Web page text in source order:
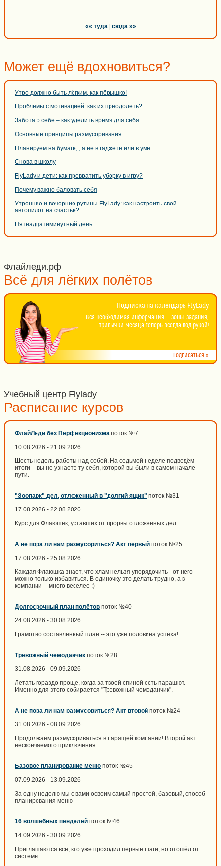
«« туда | сюда »»
Может ещё вдохновиться?
Утро должно быть лёгким, как пёрышко!
Проблемы с мотивацией: как их преодолеть?
Забота о себе – как уделить время для себя
Основные принципы размусоривания
Планируем на бумаге, , а не в гаджете или в уме
Снова в школу
FlyLady и дети: как превратить уборку в игру?
Почему важно баловать себя
Утренние и вечерние рутины FlyLady: как настроить свой
автопилот на счастье?
Пятнадцатиминутный день
Флайледи.рф
Всё для лёгких полётов
Подписка на календарь FlyLady
Вся необходимая информация -- зоны, задания,
привычки месяца теперь всегда под рукой!
Подписаться »
Учебный центр Flylady
Расписание курсов
ФлайЛеди без Перфекционизма поток №7
10.08.2026 - 21.09.2026
Шесть недель работы над собой. На седьмой неделе подведём
итоги -- вы не узнаете ту себя, которой вы были в самом начале
пути.
"Зоопарк" дел, отложенный в "долгий ящик" поток №31
17.08.2026 - 22.08.2026
Курс для Флаюшек, уставших от прорвы отложенных дел.
А не пора ли нам размусориться? Акт первый поток №25
17.08.2026 - 25.08.2026
Каждая Флаюшка знает, что хлам нельзя упорядочить - от него
можно только избавиться. В одиночку это делать трудно, а в
компании -- много веселее :)
Долгосрочный план полётов поток №40
24.08.2026 - 30.08.2026
Грамотно составленный план -- это уже половина успеха!
Тревожный чемоданчик поток №28
31.08.2026 - 09.09.2026
Летать гораздо проще, когда за твоей спиной есть парашют.
Именно для этого собирается "Тревожный чемоданчик".
А не пора ли нам размусориться? Акт второй поток №24
31.08.2026 - 08.09.2026
Продолжаем размусориваться в парящей компании! Второй акт
нескончаемого приключения.
Базовое планирование меню поток №45
07.09.2026 - 13.09.2026
За одну неделю мы с вами освоим самый простой, базовый, способ
планирования меню
16 волшебных пенделей поток №46
14.09.2026 - 30.09.2026
Приглашаются все, кто уже проходил первые шаги, но отошёл от
системы.